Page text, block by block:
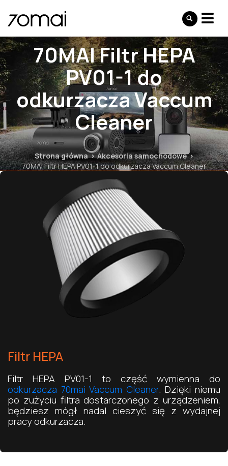
70MAI Filtr HEPA
PV01-1 do
odkurzacza Vaccum
Cleaner
Strona główna
Akcesoria samochodowe
70MAI Filtr HEPA PV01-1 do odkurzacza Vaccum Cleaner
Filtr HEPA
Filtr HEPA PV01-1 to część wymienna do
odkurzacza 70mai Vaccum Cleaner. Dzięki niemu
po zużyciu filtra dostarczonego z urządzeniem,
będziesz mógł nadal cieszyć się z wydajnej
pracy odkurzacza.